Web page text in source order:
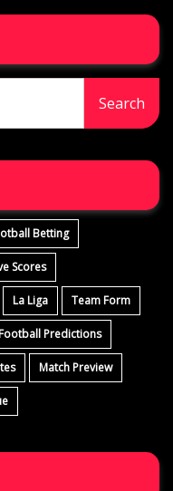
Betting
Scores
La Liga Team Form
Predictions
Match Preview